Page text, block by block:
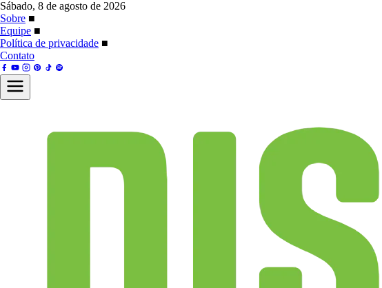
Sábado, 8 de agosto de 2026
Sobre ■
Equipe ■
Política de privacidade ■
Contato